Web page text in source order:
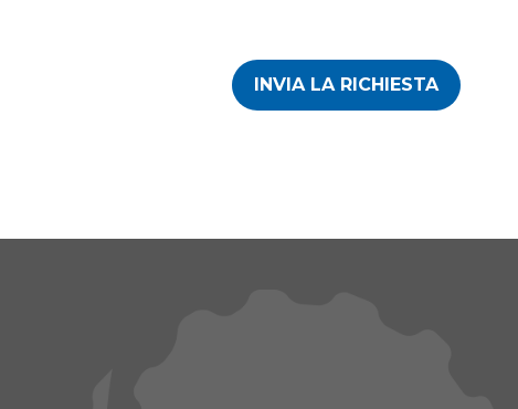
INVIA LA RICHIESTA